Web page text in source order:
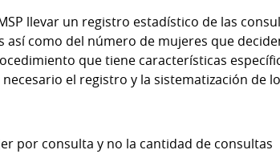
llevar un registro estadístico de las
como del número de mujeres que
que tiene características
el registro y la sistematización de
por consulta y no la cantidad de consultas